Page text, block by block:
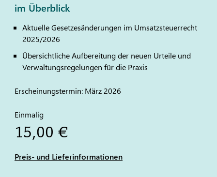
im Überblick
Aktuelle Gesetzesänderungen im Umsatzsteuerrecht
2025/2026
Übersichtliche Aufbereitung der neuen Urteile und
Verwaltungsregelungen für die Praxis
Erscheinungstermin: März 2026
Einmalig
15,00 €
Preis- und Lieferinformationen